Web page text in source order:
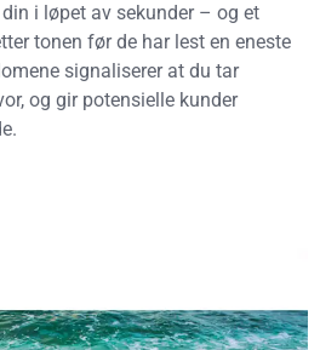
i løpet av sekunder – og et
tonen før de har lest en eneste
signaliserer at du tar
og gir potensielle kunder